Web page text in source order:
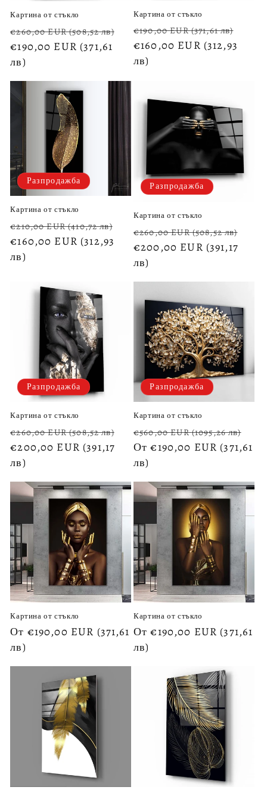
Картина от стъкло
Обичайна
цена
€260,00 EUR(508,52 лв)
Цена
при
разпродажба
€190,00 EUR (371,61
лв)
Картина от стъкло
Обичайна
цена
€190,00 EUR(371,61 лв)
€160,00 EUR (312,93
лв)
Разпродажба
Картина от стъкло
Обичайна
цена
€210,00 EUR(410,72 лв)
разпродажба
€160,00 EUR (312,93
лв)
Разпродажба
Картина от стъкло
Обичайна
цена
€260,00 EUR(508,52 лв)
€200,00 EUR (391,17
лв)
Разпродажба
Картина от стъкло
Обичайна
цена
€260,00 EUR(508,52 лв)
Цена
при
разпродажба
€200,00 EUR (391,17
лв)
Разпродажба
Картина от стъкло
Обичайна
цена
€560,00 EUR(1095,26 лв)
при
От €190,00 EUR (371,61
лв)
Картина от стъкло
Обичайна
цена
От €190,00 EUR (371,61
лв)
Картина от стъкло
Обичайна
цена
От €190,00 EUR (371,61
лв)